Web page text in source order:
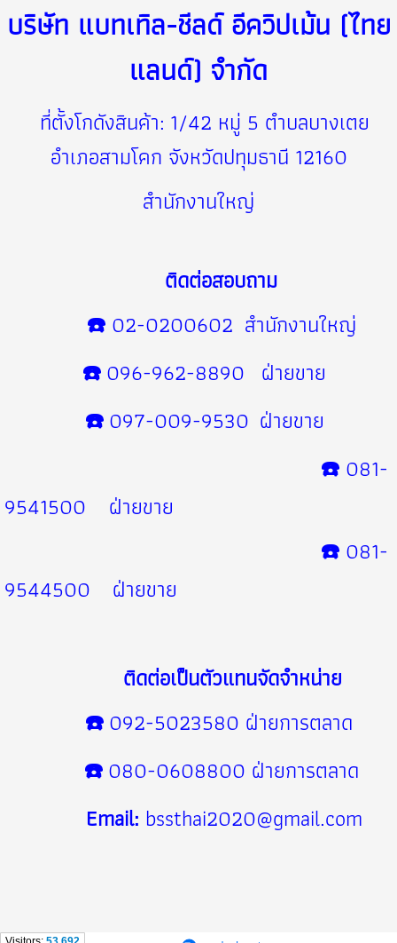
บริษัท แบทเทิล-ชีลด์ อีควิปเม้น (ไทย
แลนด์) จำกัด
ที่ตั้งโกดังสินค้า: 1/42 หมู่ 5 ตำบลบางเตย
อำเภอสามโคก จังหวัดปทุมธานี 12160
สำนักงานใหญ่
ติดต่อสอบถาม
☎️ 02-0200602 สำนักงานใหญ่
☎️096-962-8890 ฝ่ายขาย
☎️097-009-9530 ฝ่ายขาย
☎️ 081-
9541500 ฝ่ายขาย
☎️ 081-
9544500
ฝ่ายขาย
ติดต่อเป็นตัวแทนจัดจำหน่าย
☎️092-5023580 ฝ่ายการตลาด
☎️080-0608800 ฝ่ายการตลาด
Email: bssthai2020@gmail.com